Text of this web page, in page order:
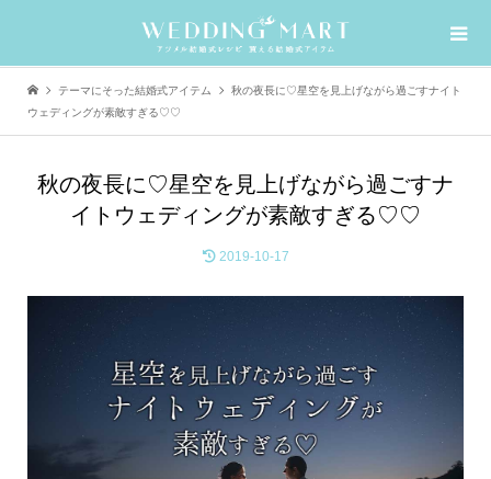
テーマにそった結婚式アイテム
秋の夜長に♡星空を見上げながら過ごすナイト
ウェディングが素敵すぎる♡♡
秋の夜長に♡星空を見上げながら過ごすナ
イトウェディングが素敵すぎる♡♡
2019-10-17